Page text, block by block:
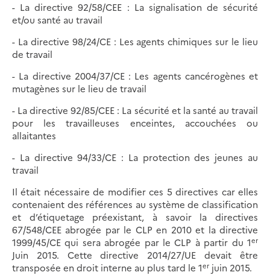
- La directive 92/58/CEE : La signalisation de sécurité
et/ou santé au travail
- La directive 98/24/CE : Les agents chimiques sur le lieu
de travail
- La directive 2004/37/CE : Les agents cancérogènes et
mutagènes sur le lieu de travail
- La directive 92/85/CEE : La sécurité et la santé au travail
pour les travailleuses enceintes, accouchées ou
allaitantes
- La directive 94/33/CE : La protection des jeunes au
travail
Il était nécessaire de modifier ces 5 directives car elles
contenaient des références au système de classification
et d’étiquetage préexistant, à savoir la directives
67/548/CEE abrogée par le CLP en 2010 et la directive
1999/45/CE qui sera abrogée par le CLP à partir du 1er
Juin 2015. Cette directive 2014/27/UE devait être
transposée en droit interne au plus tard le 1er juin 2015.